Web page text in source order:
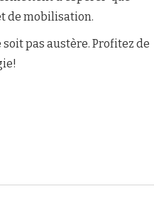
de mobilisation.
soit pas austère. Profitez de